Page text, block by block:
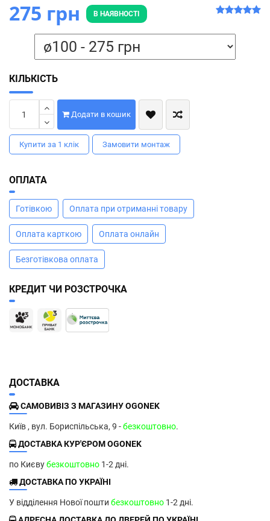
275 грн В НАЯВНОСТІ
КІЛЬКІСТЬ
Додати в кошик
Купити за 1 клiк Замовити монтаж
ОПЛАТА
Готівкою Оплата при отриманні товару
Оплата карткою Оплата онлайн
Безготівкова оплата
КРЕДИТ ЧИ РОЗСТРОЧКА
ДОСТАВКА
САМОВИВІЗ З МАГАЗИНУ OGONEK
Київ , вул. Бориспільська, 9 -безкоштовно.
ДОСТАВКА КУР'ЄРОМ OGONEK
по Києвубезкоштовно 1-2 дні.
ДОСТАВКА ПО УКРАЇНІ
У відділення Нової пошти безкоштовно 1-2 дні.